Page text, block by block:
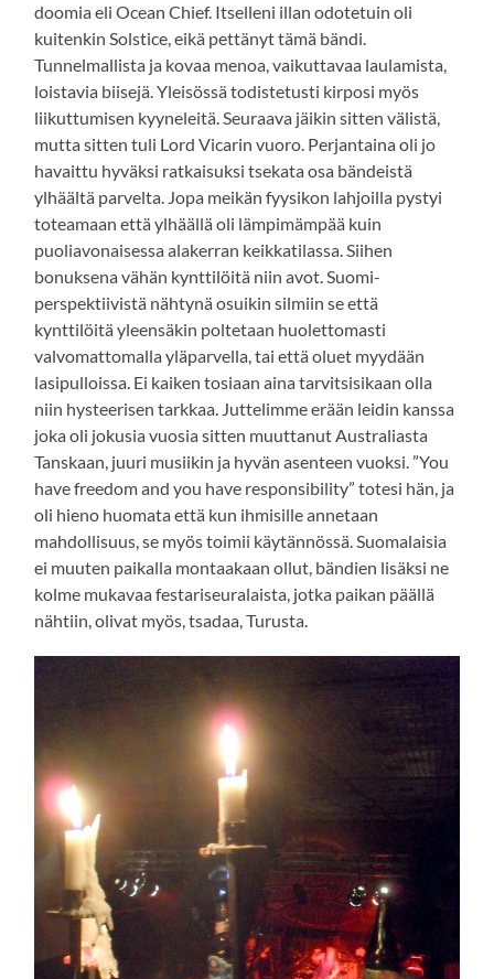
doomia eli Ocean Chief. Itselleni illan odotetuin oli
kuitenkin Solstice, eikä pettänyt tämä bändi.
Tunnelmallista ja kovaa menoa, vaikuttavaa laulamista,
loistavia biisejä. Yleisössä todistetusti kirposi myös
liikuttumisen kyyneleitä. Seuraava jäikin sitten välistä,
mutta sitten tuli Lord Vicarin vuoro. Perjantaina oli jo
havaittu hyväksi ratkaisuksi tsekata osa bändeistä
ylhäältä parvelta. Jopa meikän fyysikon lahjoilla pystyi
toteamaan että ylhäällä oli lämpimämpää kuin
puoliavonaisessa alakerran keikkatilassa. Siihen
bonuksena vähän kynttilöitä niin avot. Suomi-
perspektiivistä nähtynä osuikin silmiin se että
kynttilöitä yleensäkin poltetaan huolettomasti
valvomattomalla yläparvella, tai että oluet myydään
lasipulloissa. Ei kaiken tosiaan aina tarvitsisikaan olla
niin hysteerisen tarkkaa. Juttelimme erään leidin kanssa
joka oli jokusia vuosia sitten muuttanut Australiasta
Tanskaan, juuri musiikin ja hyvän asenteen vuoksi. ”You
have freedom and you have responsibility” totesi hän, ja
oli hieno huomata että kun ihmisille annetaan
mahdollisuus, se myös toimii käytännössä. Suomalaisia
ei muuten paikalla montaakaan ollut, bändien lisäksi ne
kolme mukavaa festariseuralaista, jotka paikan päällä
nähtiin, olivat myös, tsadaa, Turusta.